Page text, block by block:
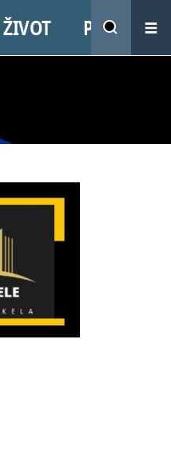
ŽIVOT PROMO